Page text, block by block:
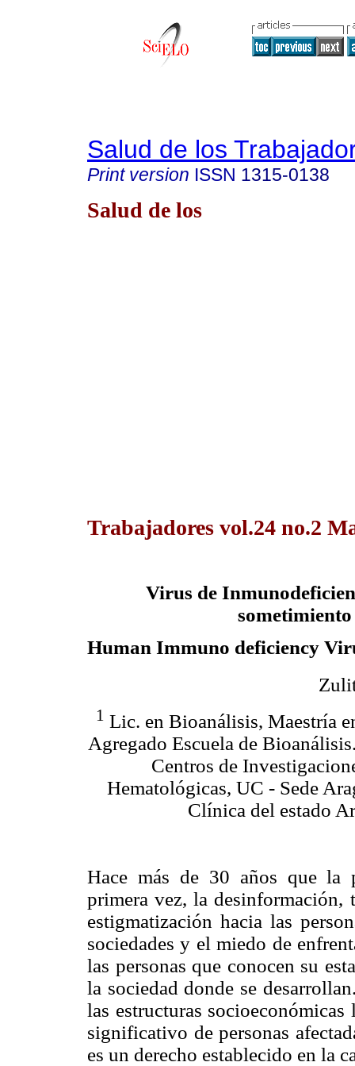
Salud de los
Print version ISSN 1315-0138
Salud de los
Trabajadores vol.24 no.2
Virus de
Human Immuno deficiency
1 Lic. en Bioanálisis, Maestría
Agregado Escuela de
Centros de
Hematológicas, UC - Sede
Clínica del estado
Hace más de 30 años que la
primera vez, la desinformación,
estigmatización hacia las
sociedades y el miedo de
las personas que conocen su
la sociedad donde se
las estructuras
significativo de personas
es un derecho establecido en la